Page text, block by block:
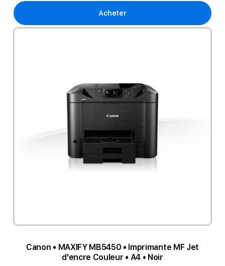
Acheter
Canon • MAXIFY MB5450 • Imprimante MF Jet
d'encre Couleur • A4 • Noir